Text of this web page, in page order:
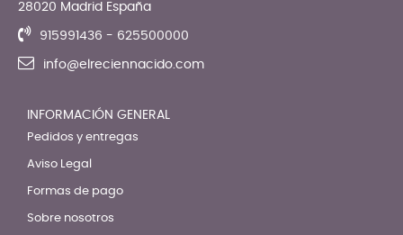
28020 Madrid España
915991436 - 625500000
info@elreciennacido.com
INFORMACIÓN GENERAL
Pedidos y entregas
Aviso Legal
Formas de pago
Sobre nosotros